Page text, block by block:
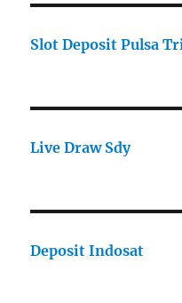
Slot Deposit Pulsa
Live Draw Sdy
Deposit Indosat